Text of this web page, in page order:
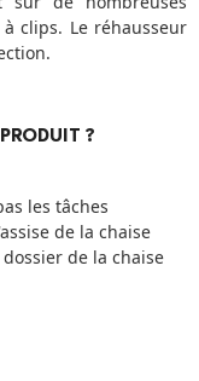
clips. Le réhausseur
?
les tâches
de la chaise
de la chaise